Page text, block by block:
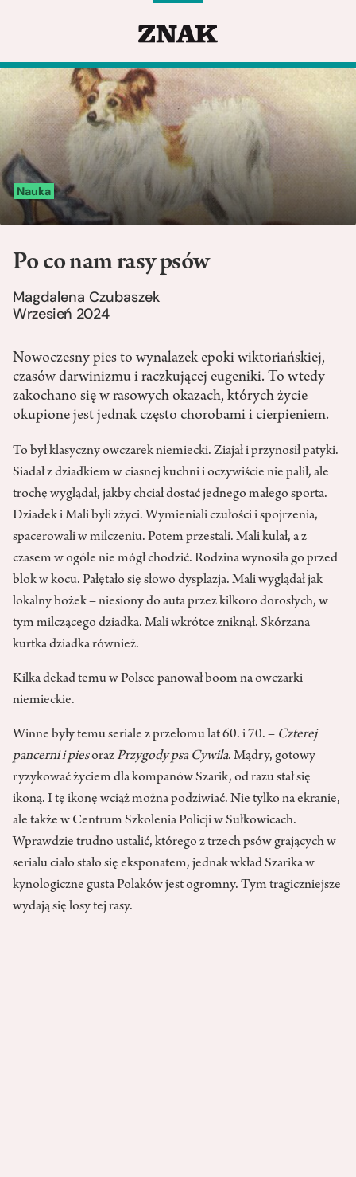
Nauka
Po co nam rasy psów
Magdalena Czubaszek
Wrzesień 2024
Nowoczesny pies to wynalazek epoki wiktoriańskiej,
czasów darwinizmu i raczkującej eugeniki. To wtedy
zakochano się w rasowych okazach, których życie
okupione jest jednak często chorobami i cierpieniem.
To był klasyczny owczarek niemiecki. Ziajał i przynosił patyki.
Siadał z dziadkiem w ciasnej kuchni i oczywiście nie palił, ale
trochę wyglądał, jakby chciał dostać jednego małego sporta.
Dziadek i Mali byli zżyci. Wymieniali czułości i spojrzenia,
spacerowali w milczeniu. Potem przestali. Mali kulał, a z
czasem w ogóle nie mógł chodzić. Rodzina wynosiła go przed
blok w kocu. Pałętało się słowo dysplazja. Mali wyglądał jak
lokalny bożek – niesiony do auta przez kilkoro dorosłych, w
tym milczącego dziadka. Mali wkrótce zniknął. Skórzana
kurtka dziadka również.
Kilka dekad temu w Polsce panował boom na owczarki
niemieckie.
Winne były temu seriale z przełomu lat 60. i 70. – Czterej
pancerni i piesorazPrzygody psa Cywila. Mądry, gotowy
ryzykować życiem dla kompanów Szarik, od razu stał się
ikoną. I tę ikonę wciąż można podziwiać. Nie tylko na ekranie,
ale także w Centrum Szkolenia Policji w Sułkowicach.
Wprawdzie trudno ustalić, którego z trzech psów grających w
serialu ciało stało się eksponatem, jednak wkład Szarika w
kynologiczne gusta Polaków jest ogromny. Tym tragiczniejsze
wydają się losy tej rasy.